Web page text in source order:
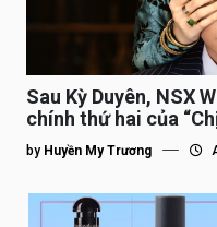
Sau Kỳ Duyên, NSX
chính thứ hai của
by Huyền My Trương